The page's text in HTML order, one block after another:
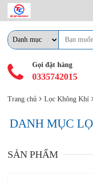
Gọi đặt hàng
0335742015
Trang chủ Lọc Không Khí
DANH MỤC
SẢN PHẨM